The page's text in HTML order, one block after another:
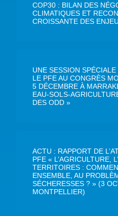
COP30 : BILAN DES
CLIMATIQUES ET
CROISSANTE DES
UNE SESSION
LE PFE AU CONGRÈS
5 DÉCEMBRE À
EAU-SOLS-
DES ODD »
ACTU : RAPPORT DE
PFE « L’AGRICULTURE,
TERRITOIRES :
ENSEMBLE, AU
SÉCHERESSES ? » (3
MONTPELLIER)